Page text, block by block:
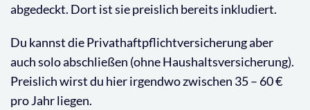
abgedeckt. Dort ist sie preislich bereits inkludiert.
Du kannst die Privathaftpflichtversicherung aber
auch solo abschließen (ohne Haushaltsversicherung).
Preislich wirst du hier irgendwo zwischen 35 – 60 €
pro Jahr liegen.